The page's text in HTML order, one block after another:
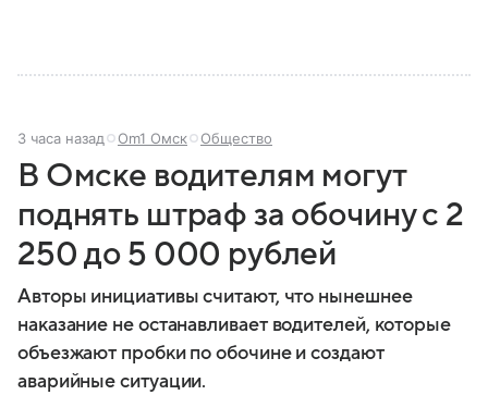
3 часа назад Om1 Омск Общество
В Омске водителям могут
поднять штраф за обочину с 2
250 до 5 000 рублей
Авторы инициативы считают, что нынешнее
наказание не останавливает водителей, которые
объезжают пробки по обочине и создают
аварийные ситуации.